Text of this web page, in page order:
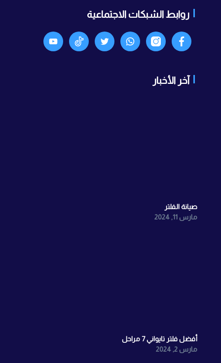
روابط الشبكات الاجتماعية
Facebookانستجرامواتساب TikTok
Youtyube
آخر الأخبار
صيانة الفلتر
مارس 11, 2024
أفضل فلتر تايواني 7 مراحل
مارس 2, 2024